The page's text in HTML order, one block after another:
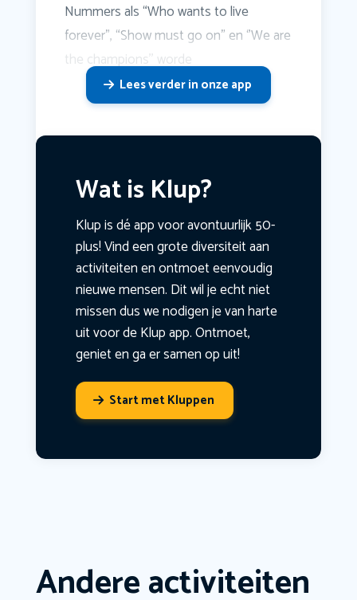
Nummers als “Who wants to live
forever", “Show must go on” en ‘’We are
the champions’’ worde
Lees verder in onze app
Wat is Klup?
Klup is dé app voor avontuurlijk 50-
plus! Vind een grote diversiteit aan
activiteiten en ontmoet eenvoudig
nieuwe mensen. Dit wil je echt niet
missen dus we nodigen je van harte
uit voor de Klup app. Ontmoet,
geniet en ga er samen op uit!
Start met Kluppen
Andere activiteiten